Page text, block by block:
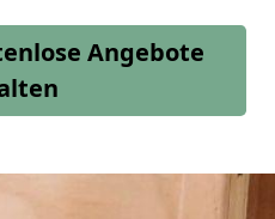
Angebote